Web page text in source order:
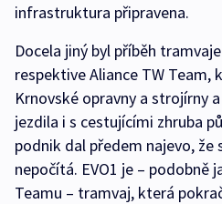
infrastruktura připravena.
Docela jiný byl příběh
respektive Aliance TW Team,
Krnovské opravny a strojírny a
jezdila i s cestujícími zhruba
podnik dal předem najevo,
nepočítá. EVO1 je – podobně
Teamu – tramvaj, která